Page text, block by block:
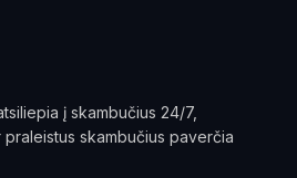
į skambučius 24/7,
skambučius paverčia